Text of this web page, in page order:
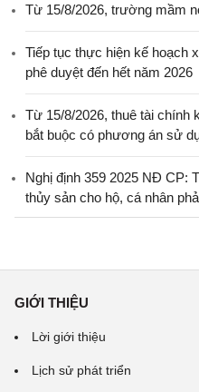
Từ 15/8/2026, trường mầm
Tiếp tục thực hiện kế hoạch
phê duyệt đến hết năm 2026
Từ 15/8/2026, thuê tài chính
bắt buộc có phương án sử
Nghị định 359 2025 NĐ CP:
thủy sản cho hộ, cá nhân
GIỚI THIỆU
Lời giới thiệu
Lịch sử phát triển